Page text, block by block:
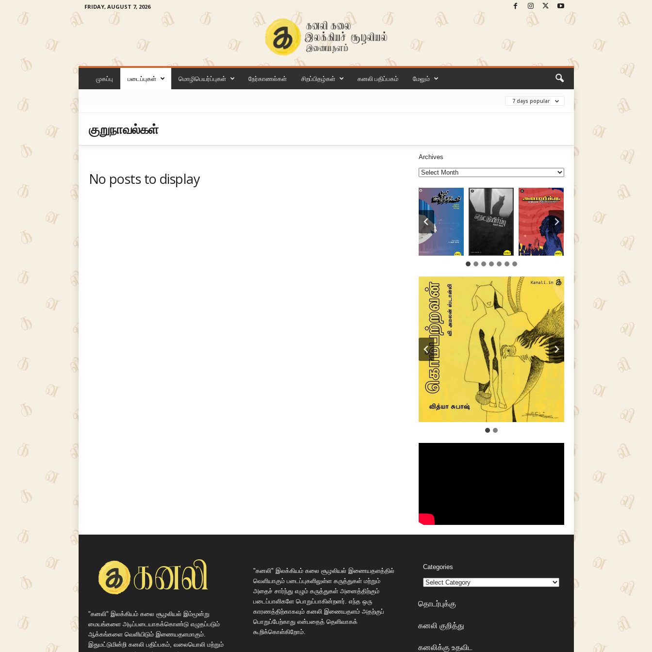
FRIDAY, AUGUST 7, 2026
க
ன
முகப்பு படைப்புகள் மொழிபெயர்ப்புகள் நேர்காணல்கள் சிறப்பிதழ்கள் கனலி பதிப்பகம் மேலும்
7 days popular
குறுநாவல்கள்
No posts to display
Archives
"கனலி" இலக்கியம் கலை சூழலியல் இம்மூன்று
மையங்களை அடிப்படையாகக்கொண்டு எழுதப்படும்
ஆக்கங்களை வெளியிடும் இணையதளமாகும்.
இதுமட்டுமின்றி கனலி பதிப்பகம், வலையொலி மற்றும்
"கனலி" இலக்கியம் கலை சூழலியல் இணையதளத்தில்
வெளியாகும் படைப்புகளிலுள்ள கருத்துகள் மற்றும்
அதைச் சார்ந்து எழும் கருத்துகள் அனைத்திற்கும்
படைப்பாளிகளே பொறுப்பாகின்றனர். எந்த ஒரு
காரணத்திற்காகவும் கனலி இணையதளம் அதற்குப்
பொறுப்பேற்காது என்பதைத் தெளிவாகக்
கூறிக்கொள்கிறோம்.
Categories
தொடர்புக்கு
கனலி குறித்து
கனலிக்கு உதவிட